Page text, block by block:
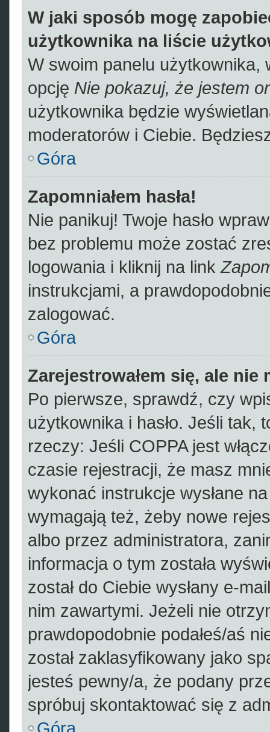
W jaki sposób mogę
użytkownika na liście
W swoim panelu użytkownika,
opcję Nie pokazuj, że jestem
użytkownika będzie
moderatorów i Ciebie.
Góra
Zapomniałem hasła!
Nie panikuj! Twoje hasło
bez problemu może zostać
logowania i kliknij na link
instrukcjami, a
zalogować.
Góra
Zarejestrowałem się, ale
Po pierwsze, sprawdź, czy
użytkownika i hasło. Jeśli tak,
rzeczy: Jeśli COPPA jest
czasie rejestracji, że masz
wykonać instrukcje wysłane
wymagają też, żeby nowe
albo przez administratora,
informacja o tym została
został do Ciebie wysłany e-
nim zawartymi. Jeżeli nie
prawdopodobnie podałeś/aś
został zaklasyfikowany jako
jesteś pewny/a, że podany
spróbuj skontaktować się z
Góra